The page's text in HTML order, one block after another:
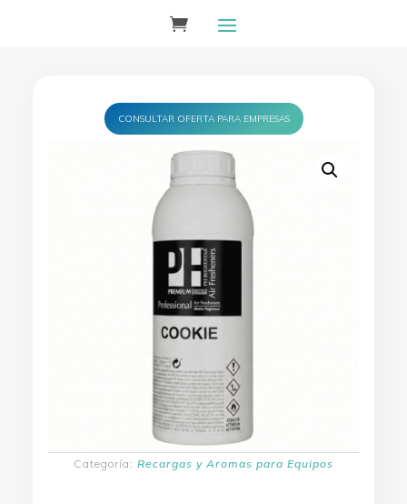
CONSULTAR OFERTA PARA EMPRESAS
Categoría: Recargas y Aromas para Equipos